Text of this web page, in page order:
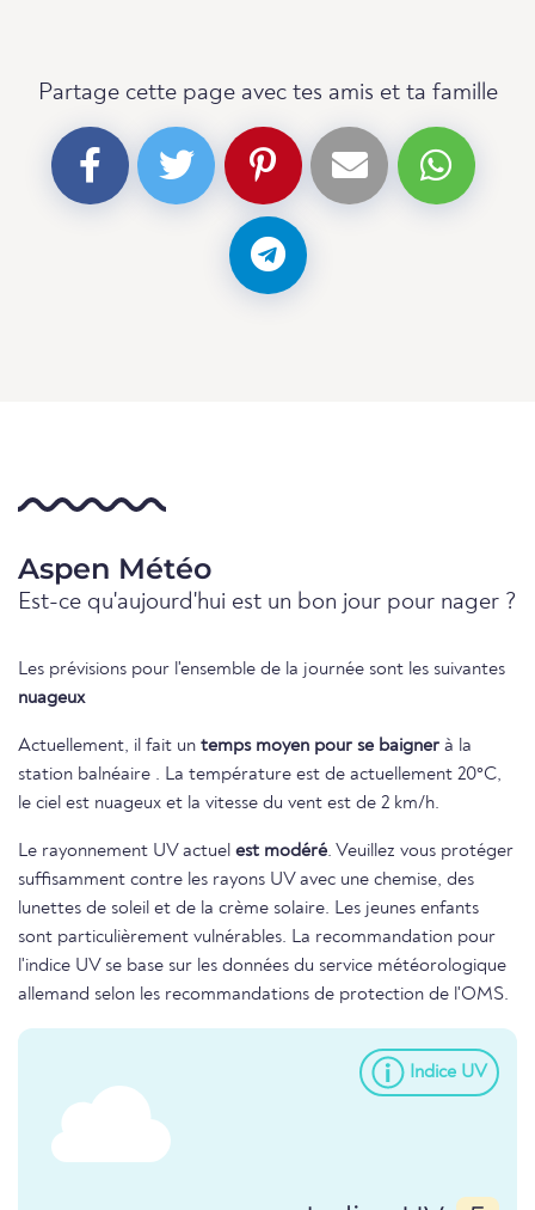
Partage cette page avec tes amis et ta famille
Aspen Météo
Est-ce qu'aujourd'hui est un bon jour pour nager ?
Les prévisions pour l'ensemble de la journée sont les suivantes
nuageux
Actuellement, il fait un temps moyen pour se baigner à la
station balnéaire . La température est de actuellement 20°C,
le ciel est nuageux et la vitesse du vent est de 2 km/h.
Le rayonnement UV actuel est modéré. Veuillez vous protéger
suffisamment contre les rayons UV avec une chemise, des
lunettes de soleil et de la crème solaire. Les jeunes enfants
sont particulièrement vulnérables. La recommandation pour
l'indice UV se base sur les données du service météorologique
allemand selon les recommandations de protection de l'OMS.
Indice UV